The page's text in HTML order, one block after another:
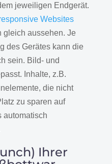
jeweiligen Endgerät.
Websites
gleich aussehen. Je
des Gerätes kann die
sein. Bild- und
Inhalte, z.B.
die nicht
zu sparen auf
automatisch
Ihrer